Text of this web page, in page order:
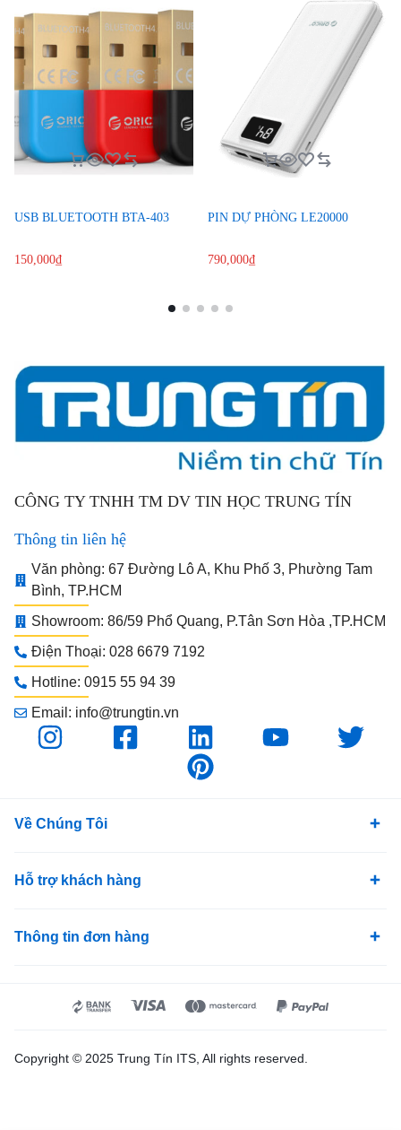
USB BLUETOOTH BTA-403
150,000₫
PIN DỰ PHÒNG LE20000
790,000₫
CÔNG TY TNHH TM DV TIN HỌC TRUNG TÍN
Thông tin liên hệ
Văn phòng: 67 Đường Lô A, Khu Phố 3, Phường Tam
Bình, TP.HCM
Showroom: 86/59 Phổ Quang, P.Tân Sơn Hòa ,TP.HCM
Điện Thoại: 028 6679 7192
Hotline: 0915 55 94 39
Email: info@trungtin.vn
Về Chúng Tôi
Hỗ trợ khách hàng
Thông tin đơn hàng
Copyright © 2025 Trung Tín ITS, All rights reserved.